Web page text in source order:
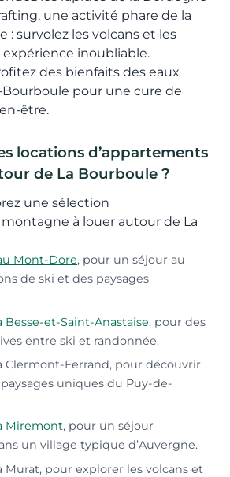
une activité phare de la
: survolez les volcans et les
inoubliable.
des bienfaits des eaux
pour une cure de
être.
locations d’appartements
de La Bourboule ?
une sélection
à louer autour de La
Mont-Dore, pour un séjour au
de ski et des paysages
et-Saint-Anastaise, pour des
entre ski et randonnée.
Clermont-Ferrand, pour découvrir
uniques du Puy-de-
Miremont, pour un séjour
un village typique d’Auvergne.
pour explorer les volcans et